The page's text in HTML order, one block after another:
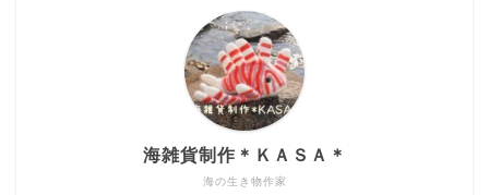
海の生き物作家
海雑貨制作＊ＫＡＳＡ＊